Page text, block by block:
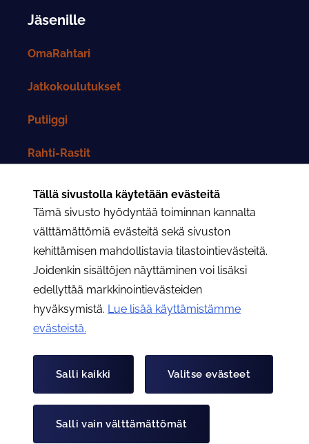
Tällä sivustolla käytetään evästeitä
Tämä sivusto hyödyntää toiminnan kannalta
välttämättömiä evästeitä sekä sivuston
kehittämisen mahdollistavia tilastointievästeitä.
Joidenkin sisältöjen näyttäminen voi lisäksi
edellyttää markkinointievästeiden
hyväksymistä. Lue lisää käyttämistämme
evästeistä.​​​​​​
Salli kaikki
Salli vain välttämättömät
Valitse evästeet
Jäsenille
OmaRahtari
Jatkokoulutukset
Putiiggi
Rahti-Rastit
Rahtarit-lehti
Yhteystiedot
Rahtarit ry:n yhteystiedot
Osastojen yhteystiedot
Hae
Tietoa evästeistä Tietosuojaseloste